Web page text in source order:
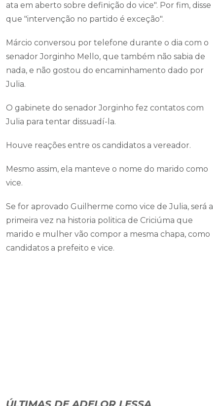
ata em aberto sobre definição do vice". Por fim, disse
que "intervenção no partido é exceção".
Márcio conversou por telefone durante o dia com o
senador Jorginho Mello, que também não sabia de
nada, e não gostou do encaminhamento dado por
Julia.
O gabinete do senador Jorginho fez contatos com
Julia para tentar dissuadí-la.
Houve reações entre os candidatos a vereador.
Mesmo assim, ela manteve o nome do marido como
vice.
Se for aprovado Guilherme como vice de Julia, será a
primeira vez na historia politica de Criciúma que
marido e mulher vão compor a mesma chapa, como
candidatos a prefeito e vice.